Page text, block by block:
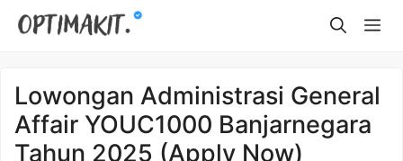
Skip
Lowongan Administrasi General
Affair YOUC1000 Banjarnegara
Tahun 2025 (Apply Now)